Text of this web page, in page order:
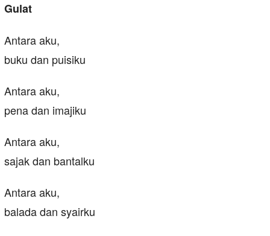
Gulat
Antara aku,
buku dan puisiku
Antara aku,
pena dan imajiku
Antara aku,
sajak dan bantalku
Antara aku,
balada dan syairku